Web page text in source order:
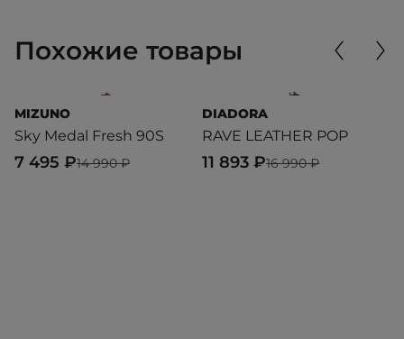
Похожие товары
MIZUNO
Sky Medal Fresh 90S
14 990 ₽
7 495 ₽
DIADORA
RAVE LEATHER POP
16 990 ₽
11 893 ₽